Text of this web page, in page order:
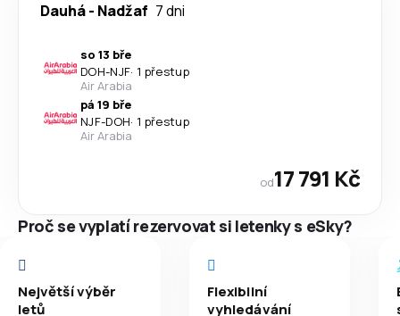
Dauhá- Nadžaf 7 dni
so 13 bře
DOH-NJF· 1 přestup
Air Arabia
pá 19 bře
NJF-DOH· 1 přestup
Air Arabia
od17 791 Kč
Proč se vyplatí rezervovat si letenky s eSky?
Největší výběr
letů
Flexibilní
vyhledávání